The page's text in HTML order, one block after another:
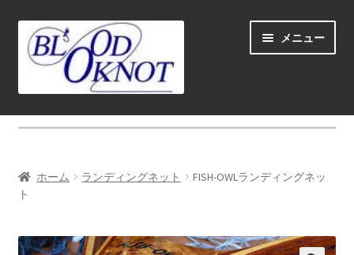
ビ
ョ
ス
プ
ン
へ
ッ
メニュー
ホーム
ショップ
メ
学ぶ(Learn)
サ
ホーム ランディングネット
FISH-OWLランディングネッ
ト